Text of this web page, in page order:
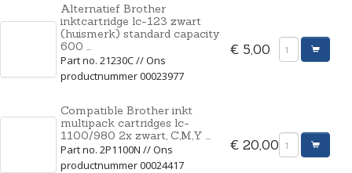
Alternatief Brother
inktcartridge lc-123 zwart
(huismerk) standard capacity
600 ...
Part no. 21230C // Ons
productnummer 00023977
€ 5,00
Compatible Brother inkt
multipack cartridges lc-
1100/980 2x zwart, C,M,Y ...
Part no. 2P1100N // Ons
productnummer 00024417
€ 20,00